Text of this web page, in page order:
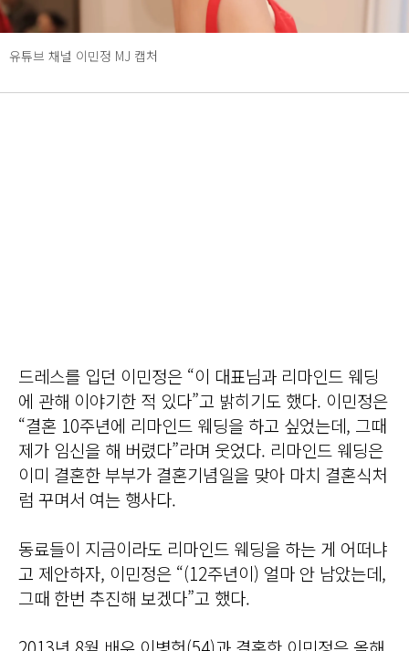
유튜브 채널 이민정 MJ 캡처
드레스를 입던 이민정은 “이 대표님과 리마인드 웨딩
에 관해 이야기한 적 있다”고 밝히기도 했다. 이민정은
“결혼 10주년에 리마인드 웨딩을 하고 싶었는데, 그때
제가 임신을 해 버렸다”라며 웃었다. 리마인드 웨딩은
이미 결혼한 부부가 결혼기념일을 맞아 마치 결혼식처
럼 꾸며서 여는 행사다.
동료들이 지금이라도 리마인드 웨딩을 하는 게 어떠냐
고 제안하자, 이민정은 “(12주년이) 얼마 안 남았는데,
그때 한번 추진해 보겠다”고 했다.